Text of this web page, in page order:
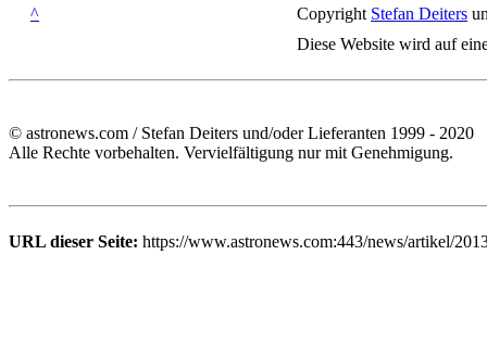
^ Copyright Stefan Deiters
Diese Website wird auf
© astronews.com / Stefan Deiters und/oder Lieferanten 1999 - 2020
Alle Rechte vorbehalten. Vervielfältigung nur mit Genehmigung.
URL dieser Seite: https://www.astronews.com:443/news/artikel/